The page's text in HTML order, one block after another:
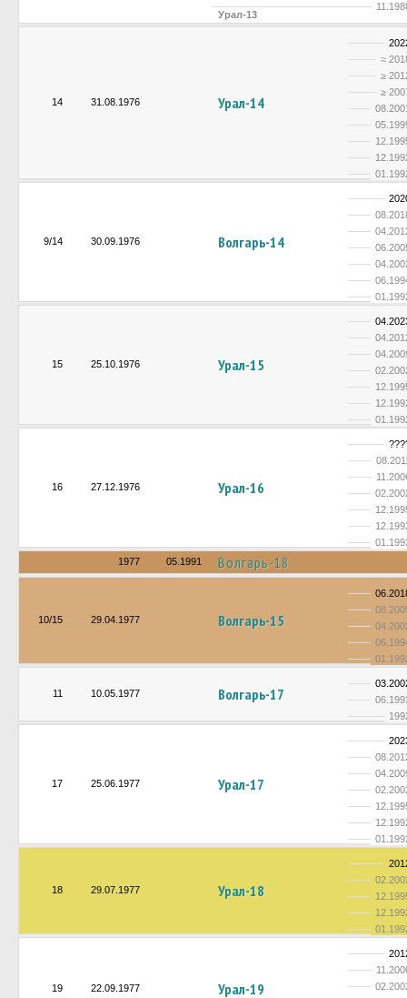
Урал-13
14 31.08.1976 Урал-14
≈
≥
≥
9/14 30.09.1976 Волгарь-14
15 25.10.1976 Урал-15
16 27.12.1976 Урал-16
1977
05.1991 Волгарь-18
10/15 29.04.1977 Волгарь-15
11 10.05.1977 Волгарь-17
17 25.06.1977 Урал-17
18 29.07.1977 Урал-18
19 22.09.1977 Урал-19